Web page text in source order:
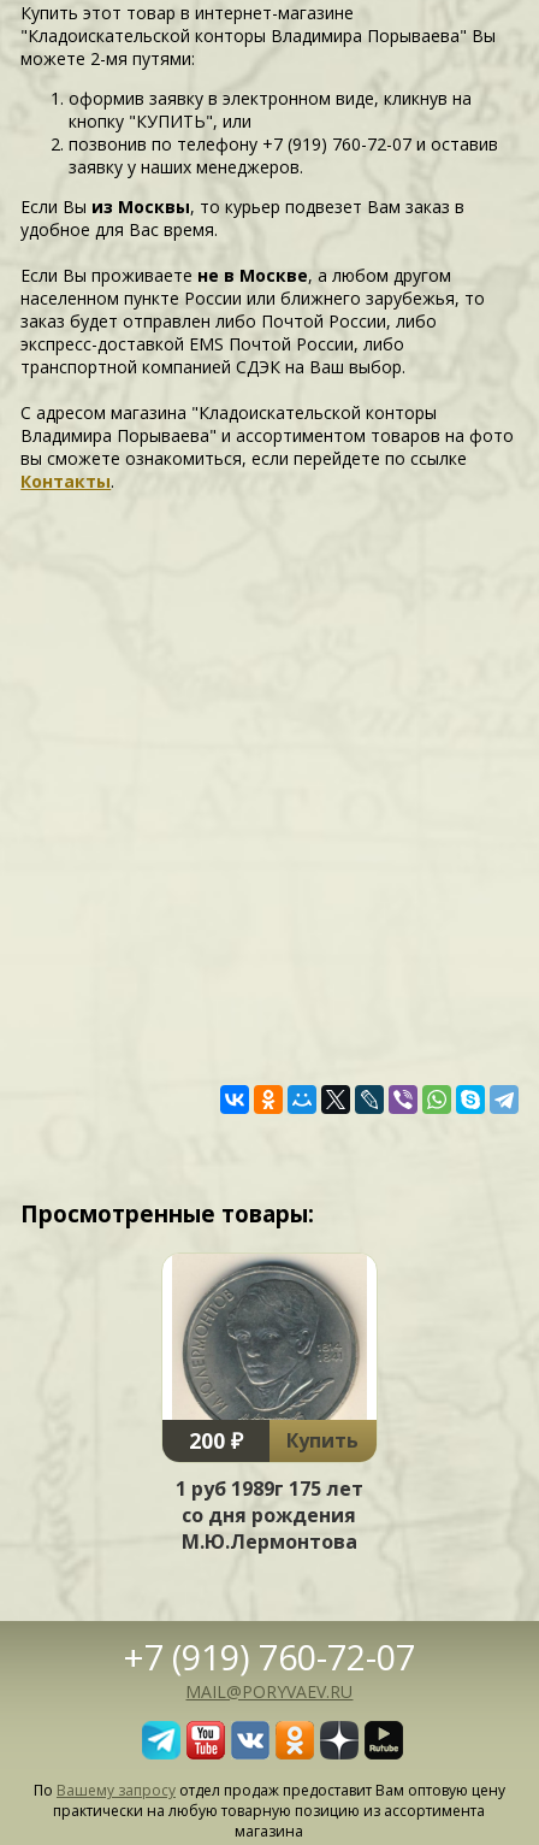
Купить этот товар в интернет-магазине
"Кладоискательской конторы Владимира Порываева" Вы
можете 2-мя путями:
оформив заявку в электронном виде, кликнув на
кнопку "КУПИТЬ", или
позвонив по телефону +7 (919) 760-72-07 и оставив
заявку у наших менеджеров.
Если Вы из Москвы, то курьер подвезет Вам заказ в
удобное для Вас время.
Если Вы проживаете не в Москве, а любом другом
населенном пункте России или ближнего зарубежья, то
заказ будет отправлен либо Почтой России, либо
экспресс-доставкой EMS Почтой России, либо
транспортной компанией СДЭК на Ваш выбор.
С адресом магазина "Кладоискательской конторы
Владимира Порываева" и ассортиментом товаров на фото
вы сможете ознакомиться, если перейдете по ссылке
Контакты.
Просмотренные товары:
200 ₽
Купить
1 руб 1989г 175 лет
со дня рождения
М.Ю.Лермонтова
+7 (919) 760-72-07
MAIL@PORYVAEV.RU
По Вашему запросуотдел продаж предоставит Вам оптовую цену
практически на любую товарную позицию из ассортимента
магазина